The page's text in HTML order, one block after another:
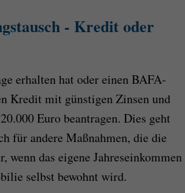
- Kredit oder
erhalten hat oder einen BAFA-
Kredit mit günstigen Zinsen und
Euro beantragen. Dies geht
für andere Maßnahmen, die die
das eigene Jahreseinkommen
selbst bewohnt wird.